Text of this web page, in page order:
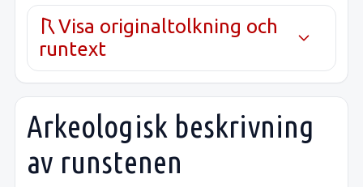
Visa originaltolkning och
runtext
Arkeologisk beskrivning
av runstenen